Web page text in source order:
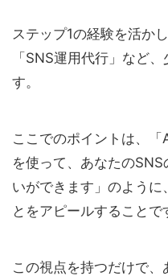
ステップ1の経験を活か
「SNS運用代行」など
す。
ここでのポイントは、
を使って、あなたの
いができます」のように
とをアピールすることで
この視点を持つだけで